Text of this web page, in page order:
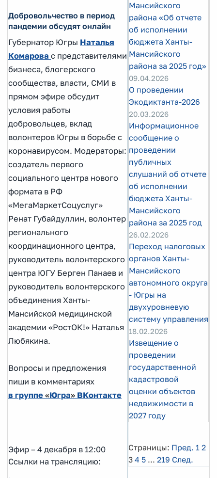
Добровольчество в период
пандемии обсудят онлайн
Губернатор Югры Наталья
Комарова с представителями
бизнеса, блогерского
сообщества, власти, СМИ в
прямом эфире обсудит
условия работы
добровольцев, вклад
волонтеров Югры в борьбе с
коронавирусом. Модераторы:
создатель первого
социального центра нового
формата в РФ
«МегаМаркетСоцуслуг»
Ренат Губайдуллин, волонтер
регионального
координационного центра,
руководитель волонтерского
центра ЮГУ Берген Панаев и
руководитель волонтерского
объединения Ханты-
Мансийской медицинской
академии «РостОК!» Наталья
Любякина.
Вопросы и предложения
пиши в комментариях
в группе «Югра» ВКонтакте
Эфир – 4 декабря в 12:00
Ссылки на трансляцию:
Мансийского
района «Об отчете
об исполнении
бюджета Ханты-
Мансийского
района за 2025 год»
09.04.2026
О проведении
Экодиктанта-2026
20.03.2026
Информационное
сообщение о
проведении
публичных
слушаний об отчете
об исполнении
бюджета Ханты-
Мансийского
района за 2025 год
26.02.2026
Переход налоговых
органов Ханты-
Мансийского
автономного округа
- Югры на
двухуровневую
систему управления
18.02.2026
Извещение о
проведении
государственной
кадастровой
оценки объектов
недвижимости в
2027 году
Страницы: Пред. 1 2
3 4 5 ... 219 След.